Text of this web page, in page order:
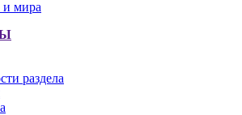
раздела